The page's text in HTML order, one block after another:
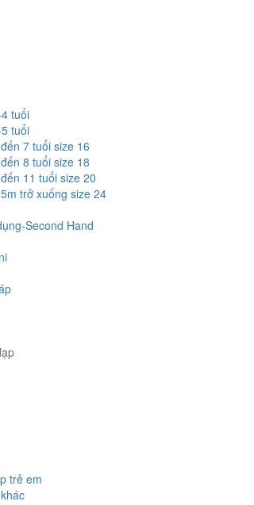
tuổi
tuổi
7 tuổi size 16
8 tuổi size 18
11 tuổi size 20
trở xuống size 24
Second Hand
trẻ em